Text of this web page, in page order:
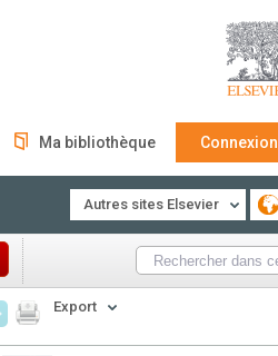
Ma bibliothèque Connexion
Autres sites Elsevier
Export